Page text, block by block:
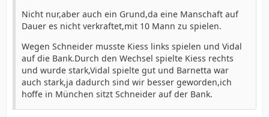
Nicht nur,aber auch ein Grund,da eine Manschaft auf
Dauer es nicht verkraftet,mit 10 Mann zu spielen.
Wegen Schneider musste Kiess links spielen und Vidal
auf die Bank.Durch den Wechsel spielte Kiess rechts
und wurde stark,Vidal spielte gut und Barnetta war
auch stark,ja dadurch sind wir besser geworden,ich
hoffe in München sitzt Schneider auf der Bank.